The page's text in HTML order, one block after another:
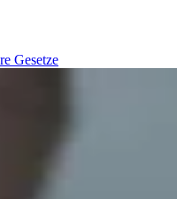
Gesetze